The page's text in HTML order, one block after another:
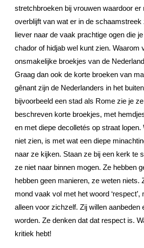
stretchbroeken bij vrouwen waardoor er
overblijft van wat er in de schaamstreek
liever naar de vaak prachtige ogen die
chador of hidjab wel kunt zien. Waarom
onsmakelijke broekjes van de
Graag dan ook de korte broeken van
gênant zijn de Nederlanders in het
bijvoorbeeld een stad als Rome zie je
beschreven korte broekjes, met
en met diepe decolletés op straat lopen.
niet zien, is met wat een diepe
naar ze kijken. Staan ze bij een kerk te
ze niet naar binnen mogen. Ze hebben
hebben geen manieren, ze weten niets.
mond vaak vol met het woord ‘respect’,
alleen voor zichzelf. Zij willen aanbeden
worden. Ze denken dat dat respect is.
kritiek hebt!